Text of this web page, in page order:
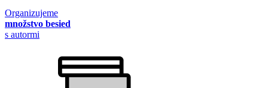
Organizujeme
množstvo besied
s autormi